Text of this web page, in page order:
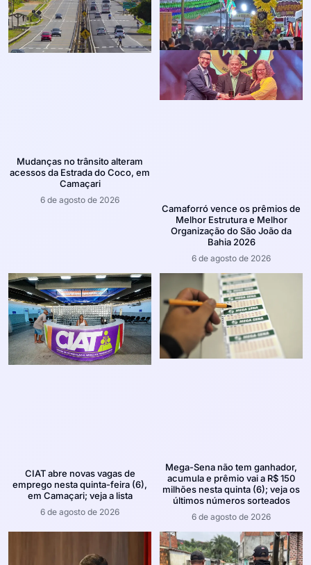
Mudanças no trânsito alteram
acessos da Estrada do Coco, em
Camaçari
6 de agosto de 2026
Camaforró vence os prêmios de
Melhor Estrutura e Melhor
Organização do São João da
Bahia 2026
6 de agosto de 2026
CIAT abre novas vagas de
emprego nesta quinta-feira (6),
em Camaçari; veja a lista
6 de agosto de 2026
Mega-Sena não tem ganhador,
acumula e prêmio vai a R$ 150
milhões nesta quinta (6); veja os
últimos números sorteados
6 de agosto de 2026